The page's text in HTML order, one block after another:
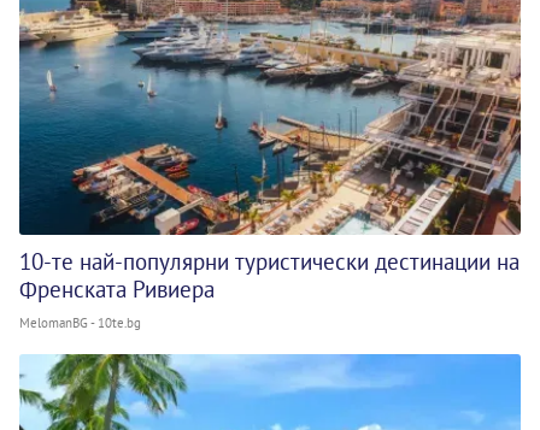
10-те най-популярни туристически дестинации на
Френската Ривиера
MelomanBG - 10te.bg